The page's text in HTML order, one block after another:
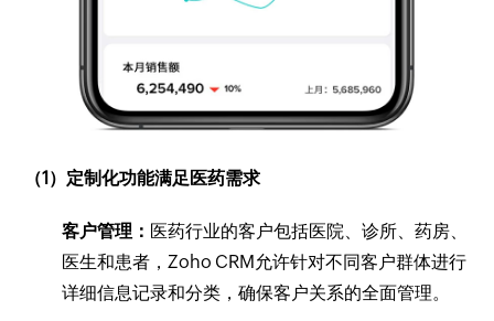
（1）定制化功能满足医药需求
客户管理： 医药行业的客户包括医院、诊所、药房、
医生和患者，Zoho CRM允许针对不同客户群体进行
详细信息记录和分类，确保客户关系的全面管理。